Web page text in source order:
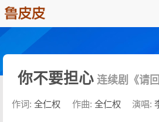
你不要担心 连续剧《请
作词: 全仁权 作曲: 全仁权 演唱: